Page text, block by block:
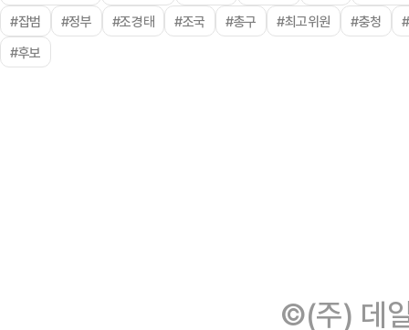
#잡범
#정부 #조경태 #조국 #총구 #최고위원 #충청
#후보
©(주) 데